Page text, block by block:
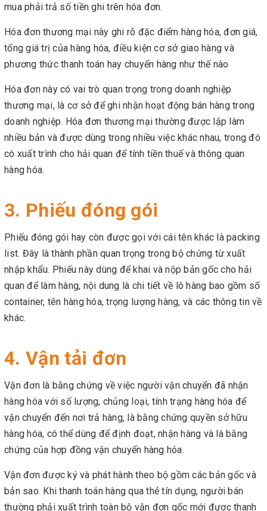
mua phải trả số tiền ghi trên hóa đơn.
Hóa đơn thương mại này ghi rõ đặc điểm hàng hóa, đơn giá,
tổng giá trị của hàng hóa, điều kiện cơ sở giao hàng và
phương thức thanh toán hay chuyển hàng như thế nào
Hóa đơn này có vai trò quan trọng trong doanh nghiệp
thương mại, là cơ sở để ghi nhận hoạt động bán hàng trong
doanh nghiệp. Hóa đơn thương mại thường được lập làm
nhiều bản và được dùng trong nhiều việc khác nhau, trong đó
có xuất trình cho hải quan để tính tiền thuế và thông quan
hàng hóa.
3. Phiếu đóng gói
Phiếu đóng gói hay còn được gọi với cái tên khác là packing
list. Đây là thành phần quan trọng trong bộ chứng từ xuất
nhập khẩu. Phiếu này dùng để khai và nộp bản gốc cho hải
quan để làm hàng, nội dung là chi tiết về lô hàng bao gồm số
container, tên hàng hóa, trọng lượng hàng, và các thông tin về
khác.
4. Vận tải đơn
Vận đơn là bằng chứng về việc người vận chuyển đã nhận
hàng hóa với số lượng, chủng loại, tính trạng hàng hóa để
vận chuyển đến nơi trả hàng, là bằng chứng quyền sở hữu
hàng hóa, có thể dùng để định đoạt, nhận hàng và là bằng
chứng của hợp đồng vận chuyển hàng hóa.
Vận đơn được ký và phát hành theo bộ gồm các bản gốc và
bản sao. Khi thanh toán hàng qua thẻ tín dụng, người bán
thường phải xuất trình toàn bộ vận đơn gốc mới được thanh